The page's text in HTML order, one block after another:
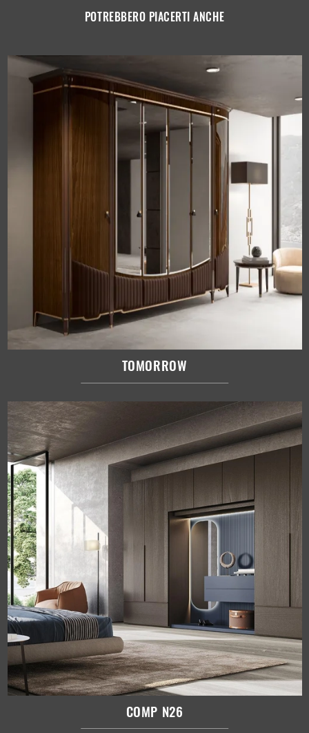
POTREBBERO PIACERTI ANCHE
TOMORROW
COMP N26